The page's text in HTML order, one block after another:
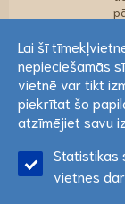
Lai šī
nepieciešamās
vietnē var tikt
atzīmējiet savu
Lai šī
nepieciešamās
vietnē var tikt
piekrītat šo
atzīmējiet savu
Statistikas
vietnes